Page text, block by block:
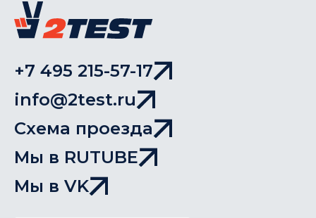
+7 495 215-57-17
info@2test.ru
Схема проезда
Мы в RUTUBE
Мы в VK